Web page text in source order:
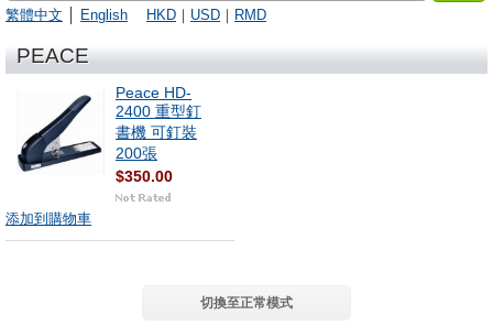
繁體中文
English HKD ｜ USD ｜ RMD
PEACE
Peace HD-
2400 重型釘
書機 可釘裝
200張
$350.00
添加到購物車
切換至正常模式